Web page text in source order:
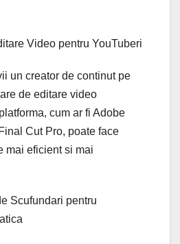
Video pentru YouTuberi
un creator de continut pe
de editare video
cum ar fi Adobe
Cut Pro, poate face
mai eficient si mai
Scufundari pentru